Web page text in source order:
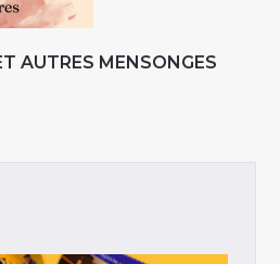
AUTRES MENSONGES